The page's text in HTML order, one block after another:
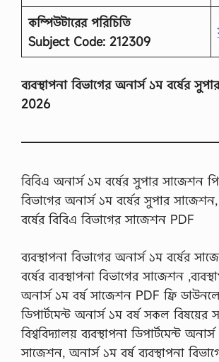
কম্পিউটারের পরিচিতি
Subject Code: 212309
ব্যবস্থাপনা বিভাগের অনার্স ১ম বর্ষের
2026
বিবিএ অনার্স ১ম বর্ষের সুপার সাজেশন
বিভাগের অনার্স ১ম বর্ষের সুপার
বর্ষের বিবিএ বিভাগের সাজেশন PDF
ব্যবস্থাপনা বিভাগের অনার্স ১ম বর্ষের
বর্ষের ব্যবস্থাপনা বিভাগের সাজেশন
অনার্স ১ম বর্ষ সাজেশন PDF ফ্রি
ডিপার্টমেন্ট অনার্স ১ম বর্ষ সকল
বিশ্ববিদ্যালয় ব্যবস্থাপনা ডিপার্টমেন্ট
সাজেশন, অনার্স ১ম বর্ষ ব্যবস্থাপনা